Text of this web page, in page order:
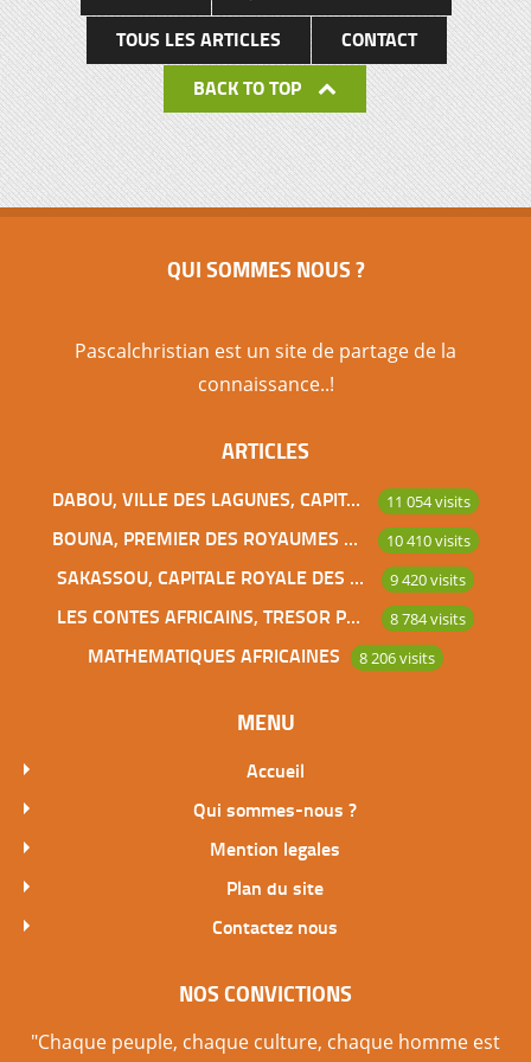
TOUS LES ARTICLES
CONTACT
BACK TO TOP
QUI SOMMES NOUS ?
Pascalchristian est un site de partage de la
connaissance..!
ARTICLES
DABOU, VILLE DES LAGUNES, CAPITALE DES ADJOUKROU 11 054 visits
BOUNA, PREMIER DES ROYAUMES DE CÔTE D’IVOIRE 10 410 visits
SAKASSOU, CAPITALE ROYALE DES BAOULES 9 420 visits
LES CONTES AFRICAINS, TRESOR POUR L’HUMANITE 8 784 visits
MATHEMATIQUES AFRICAINES 8 206 visits
MENU
Accueil
Qui sommes-nous ?
Mention legales
Plan du site
Contactez nous
NOS CONVICTIONS
"Chaque peuple, chaque culture, chaque homme est